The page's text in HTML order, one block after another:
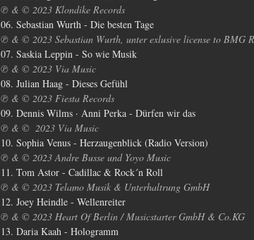
℗ & © 2023 Klondike Records
06. Sebastian Wurth - Die besten Tage
℗ & © 2023 Sebastian Wurth, unter exlusive license to BMG
07. Saskia Leppin - So wie Musik
℗ & © 2023 Via Music
08. Julian Haag - Dieses Gefühl
℗ & © 2023 Fiesta Records
09. Dennis Wilms · Anni Perka - Dürfen wir das
℗ & ©  2023 Via Music
10. Sophia Venus - Herzaugenblick (Radio Version)
℗ & © 2023 Andre Busse und Yoyo Music
11. Tom Astor - Cadillac & Rock´n Roll
℗ & © 2023 Telamo Musik & Unterhaltrung GmbH
12. Joey Heindle - Wellenreiter
℗ & © 2023 Heart Of Berlin / Musicstarter GmbH & Co.KG
13. Daria Kaah - Hologramm